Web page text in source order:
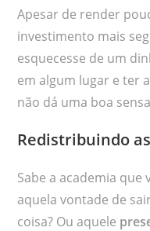
Apesar de render
investimento mais
esquecesse de um
em algum lugar e ter
não dá uma boa
Redistribuindo
Sabe a academia que
aquela vontade de
coisa? Ou aquele